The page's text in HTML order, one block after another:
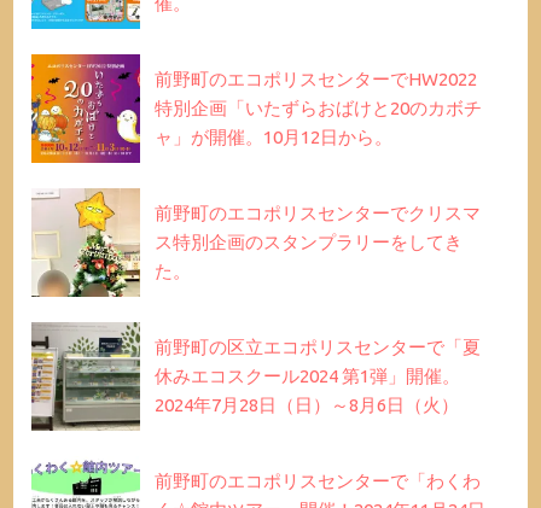
前野町のエコポリスセンターでHW2022
特別企画「いたずらおばけと20のカボチ
ャ」が開催。10月12日から。
前野町のエコポリスセンターでクリスマ
ス特別企画のスタンプラリーをしてき
た。
前野町の区立エコポリスセンターで「夏
休みエコスクール2024 第1弾」開催。
2024年7月28日（日）～8月6日（火）
前野町のエコポリスセンターで「わくわ